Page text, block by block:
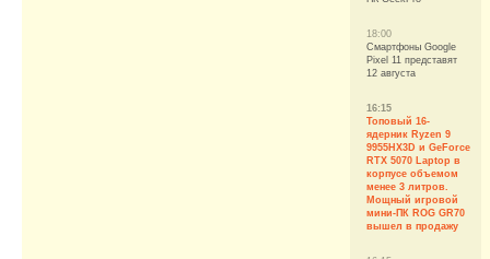
18:00
Смартфоны Google
Pixel 11 представят
12 августа
16:15
Топовый 16-
ядерник Ryzen 9
9955HX3D и GeForce
RTX 5070 Laptop в
корпусе объемом
менее 3 литров.
Мощный игровой
мини-ПК ROG GR70
вышел в продажу